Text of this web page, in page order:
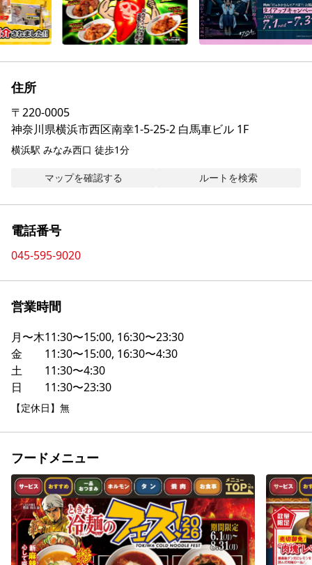
住所
〒220-0005
神奈川県横浜市西区南幸1-5-25-2 白馬車ビル 1F
横浜駅 みなみ西口 徒歩1分
マップを確認する ルートを検索
電話番号
045-595-9020
営業時間
月〜木11:30〜15:00, 16:30〜23:30
金
11:30〜15:00, 16:30〜4:30
土
11:30〜4:30
日
11:30〜23:30
【定休日】無
フードメニュー